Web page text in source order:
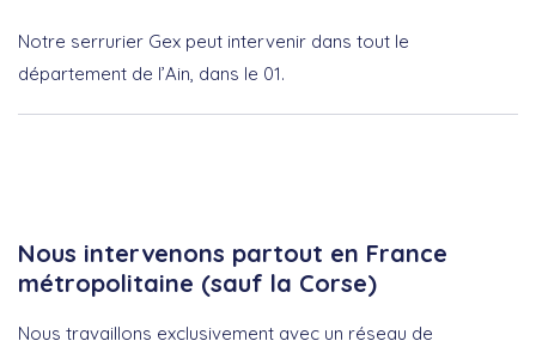
Notre serrurier Gex peut intervenir dans tout le
département de l’Ain, dans le 01.
Nous intervenons partout en France
métropolitaine (sauf la Corse)
Nous travaillons exclusivement avec un réseau de